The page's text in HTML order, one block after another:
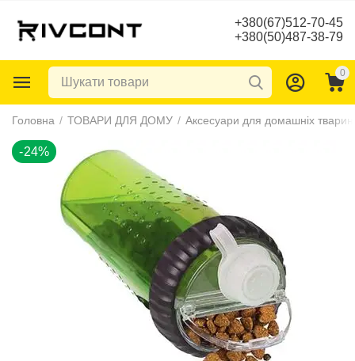
+380(67)512-70-45
+380(50)487-38-79
0
Головна / ТОВАРИ ДЛЯ ДОМУ / Аксесуари для домашніх тварин